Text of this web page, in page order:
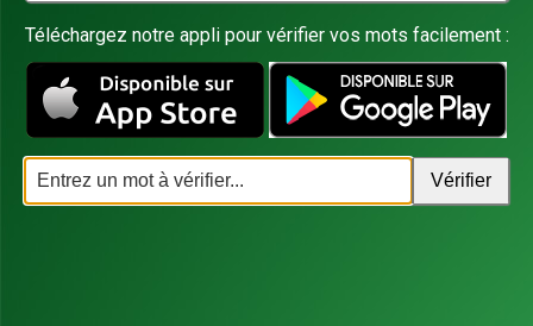
Téléchargez notre appli pour vérifier vos mots facilement :